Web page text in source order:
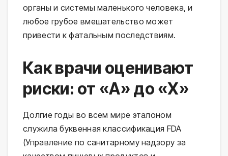
органы и системы маленького человека, и
любое грубое вмешательство может
привести к фатальным последствиям.
Как врачи оценивают
риски: от «А» до «Х»
Долгие годы во всем мире эталоном
служила буквенная классификация FDA
(Управление по санитарному надзору за